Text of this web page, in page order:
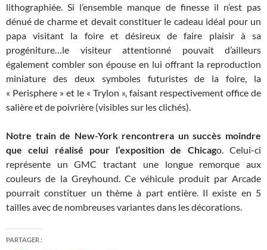
lithographiée. Si l’ensemble manque de finesse il n’est pas
dénué de charme et devait constituer le cadeau idéal pour un
papa visitant la foire et désireux de faire plaisir à sa
progéniture…le visiteur attentionné pouvait d’ailleurs
également combler son épouse en lui offrant la reproduction
miniature des deux symboles futuristes de la foire, la
« Perisphere » et le « Trylon », faisant respectivement office de
salière et de poivrière (visibles sur les clichés).
Notre train de New-York rencontrera un succès moindre
que celui réalisé pour l’exposition de Chicago. Celui-ci
représente un GMC tractant une longue remorque aux
couleurs de la Greyhound. Ce véhicule produit par Arcade
pourrait constituer un thème à part entière. Il existe en 5
tailles avec de nombreuses variantes dans les décorations.
PARTAGER :